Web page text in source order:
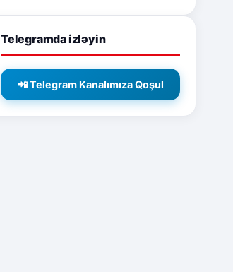
Telegramda izləyin
📲 Telegram Kanalımıza Qoşul